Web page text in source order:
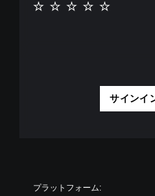
サインイ
プラットフォーム: